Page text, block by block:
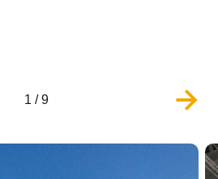
1 /9